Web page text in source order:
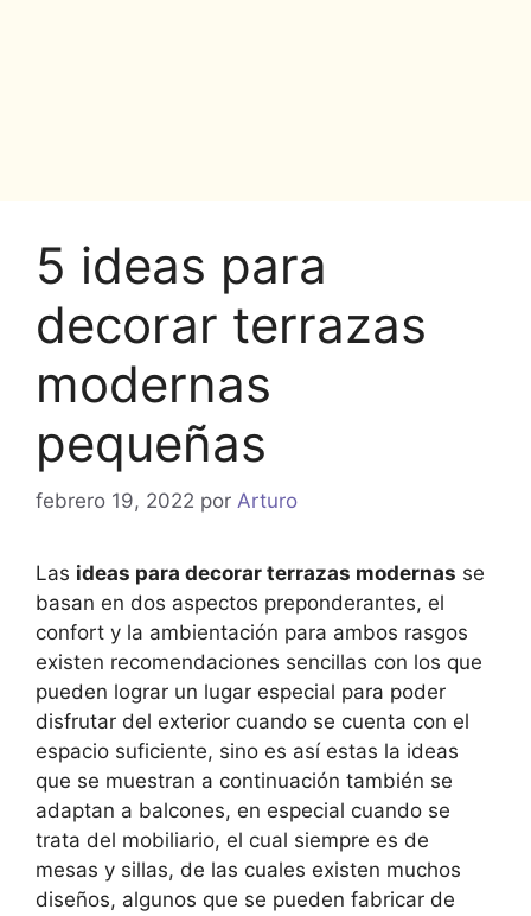
5 ideas para
decorar terrazas
modernas
pequeñas
febrero 19, 2022 por Arturo
Las ideas para decorar terrazas modernas se
basan en dos aspectos preponderantes, el
confort y la ambientación para ambos rasgos
existen recomendaciones sencillas con los que
pueden lograr un lugar especial para poder
disfrutar del exterior cuando se cuenta con el
espacio suficiente, sino es así estas la ideas
que se muestran a continuación también se
adaptan a balcones, en especial cuando se
trata del mobiliario, el cual siempre es de
mesas y sillas, de las cuales existen muchos
diseños, algunos que se pueden fabricar de